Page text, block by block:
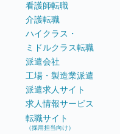
看護師転職
介護転職
ハイクラス・
ミドルクラス転職
派遣会社
工場・製造業派遣
派遣求人サイト
求人情報サービス
転職サイト
（採用担当向け）